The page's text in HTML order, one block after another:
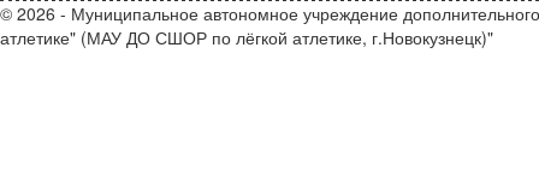
© 2026 - Муниципальное автономное учреждение
атлетике" (МАУ ДО СШОР по лёгкой атлетике, г.Новокузнецк)"